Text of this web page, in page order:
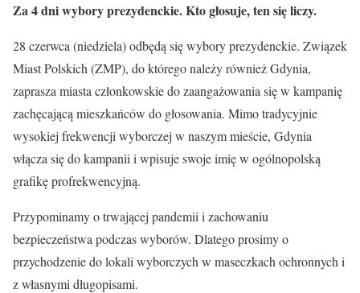
Za 4 dni wybory prezydenckie. Kto głosuje, ten się liczy.
28 czerwca (niedziela) odbędą się wybory prezydenckie. Związek
Miast Polskich (ZMP), do którego należy również Gdynia,
zaprasza miasta członkowskie do zaangażowania się w kampanię
zachęcającą mieszkańców do głosowania. Mimo tradycyjnie
wysokiej frekwencji wyborczej w naszym mieście, Gdynia
włącza się do kampanii i wpisuje swoje imię w ogólnopolską
grafikę profrekwencyjną.
Przypominamy o trwającej pandemii i zachowaniu
bezpieczeństwa podczas wyborów. Dlatego prosimy o
przychodzenie do lokali wyborczych w maseczkach ochronnych i
z własnymi długopisami.